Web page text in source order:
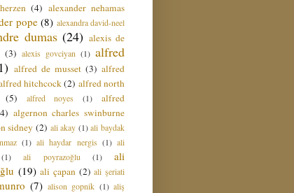
(4) alexander nehamas
pope (8) alexandra david-neel
dumas (24) alexis de
(3) alexis govciyan (1) alfred
alfred de musset (3) alfred
hitchcock(2) alfred north
(5) alfred noyes (1)
alfred
algernon charles swinburne
sidney (2) ali akay (1) ali baydak
(1) ali haydar nergis (1) ali
(1) ali poyrazoğlu (1)
ali
(19) ali çapan (2) ali şeriati
(7) alison gopnik (1) aliş